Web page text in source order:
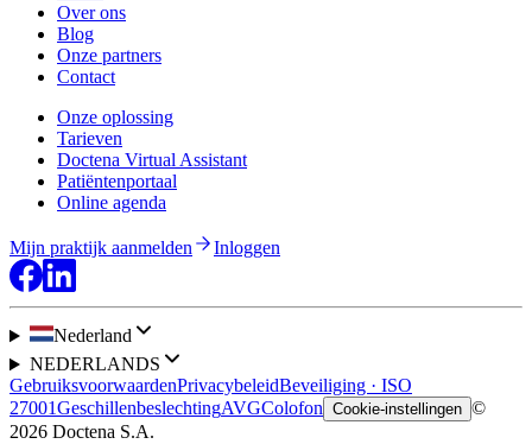
Over ons
Blog
Onze partners
Contact
Onze oplossing
Tarieven
Doctena Virtual Assistant
Patiëntenportaal
Online agenda
Mijn praktijk aanmelden Inloggen
Nederland
NEDERLANDS
GebruiksvoorwaardenPrivacybeleidBeveiliging · ISO
27001GeschillenbeslechtingAVGColofon Cookie-instellingen ©
2026 Doctena S.A.